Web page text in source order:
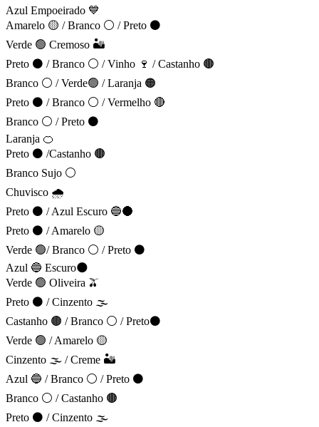
Azul Empoeirado 💙
Amarelo 🟡 / Branco ⚪ / Preto ⚫
Verde 🟢 Cremoso 🏜️
Preto ⚫ / Branco ⚪ / Vinho 🍷 / Castanho 🟤
Branco ⚪ / Verde🟢 / Laranja 🟠
Preto ⚫ / Branco ⚪ / Vermelho 🔴
Branco ⚪ / Preto ⚫
Laranja 🍊
Preto ⚫ /Castanho 🟤
Branco Sujo ⚪
Chuvisco 🌧️
Preto ⚫ / Azul Escuro 🔵🌑
Preto ⚫ / Amarelo 🟡
Verde 🟢/ Branco ⚪ / Preto ⚫
Azul 🔵 Escuro🌑
Verde 🟢 Oliveira 🫒
Preto ⚫ / Cinzento 🌫️
Castanho 🟤 / Branco ⚪ / Preto⚫
Verde 🟢 / Amarelo 🟡
Cinzento 🌫️ / Creme 🏜️
Azul 🔵 / Branco ⚪ / Preto ⚫
Branco ⚪ / Castanho 🟤
Preto ⚫ / Cinzento 🌫️